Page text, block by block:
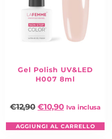
Gel Polish UV&LED
H007 8ml
€12,90 €10,90 Iva inclusa
AGGIUNGI AL CARRELLO